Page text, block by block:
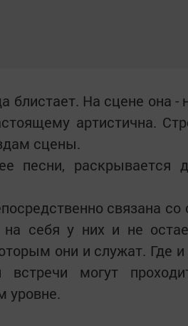
блистает. На сцене она
артистична.
сцены.
песни, раскрывается
связана
себя у них и не
они и служат. Где
встречи могут
уровне.